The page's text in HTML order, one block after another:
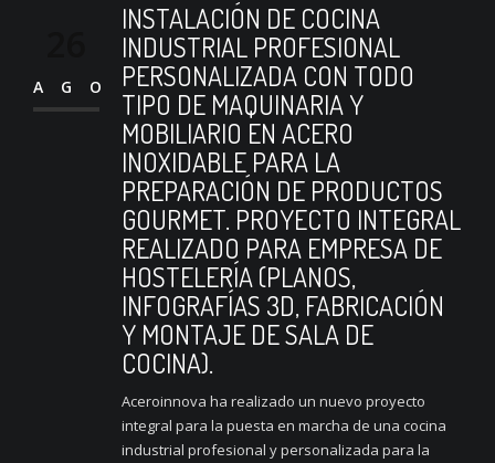
AGO
INSTALACIÓN DE COCINA
INDUSTRIAL PROFESIONAL
PERSONALIZADA CON TODO
TIPO DE MAQUINARIA Y
MOBILIARIO EN ACERO
INOXIDABLE PARA LA
PREPARACIÓN DE PRODUCTOS
GOURMET. PROYECTO INTEGRAL
REALIZADO PARA EMPRESA DE
HOSTELERÍA (PLANOS,
INFOGRAFÍAS 3D, FABRICACIÓN
Y MONTAJE DE SALA DE
COCINA).
Aceroinnova ha realizado un nuevo proyecto
integral para la puesta en marcha de una cocina
industrial profesional y personalizada para la